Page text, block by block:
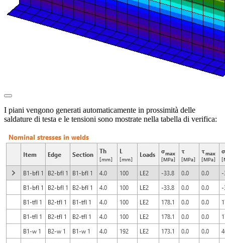
I piani vengono generati automaticamente in prossimità delle
saldature di testa e le tensioni sono mostrate nella tabella di verifica: